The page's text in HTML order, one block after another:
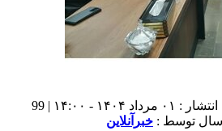
شناسه خبر : 84219 | تاریخ انتشار : ۰۱ مرداد ۱۴۰۴ - ۱۴:۰۰ | 99
توسط : خبرآنلاین